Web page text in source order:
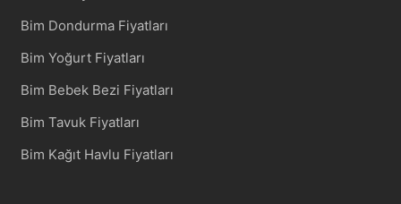
Bim Dondurma Fiyatları
Bim Yoğurt Fiyatları
Bim Bebek Bezi Fiyatları
Bim Tavuk Fiyatları
Bim Kağıt Havlu Fiyatları